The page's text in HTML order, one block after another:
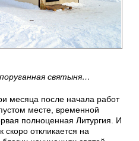
святыня…
месяца после начала работ
месте, временной
полноценная Литургия. И
скоро откликается на